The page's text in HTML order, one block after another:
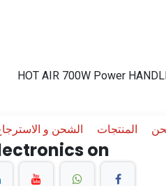
HOT AIR 700W Power
المنتجات الشحن و
on